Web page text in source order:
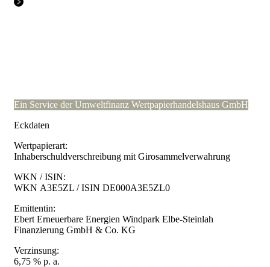
Ein Service der Umweltfinanz Wertpapierhandelshaus GmbH
Eckdaten
Wertpapierart:
Inhaberschuldverschreibung mit Girosammelverwahrung
WKN / ISIN:
WKN A3E5ZL / ISIN DE000A3E5ZL0
Emittentin:
Ebert Erneuerbare Energien Windpark Elbe-Steinlah
Finanzierung GmbH & Co. KG
Verzinsung:
6,75 % p. a.